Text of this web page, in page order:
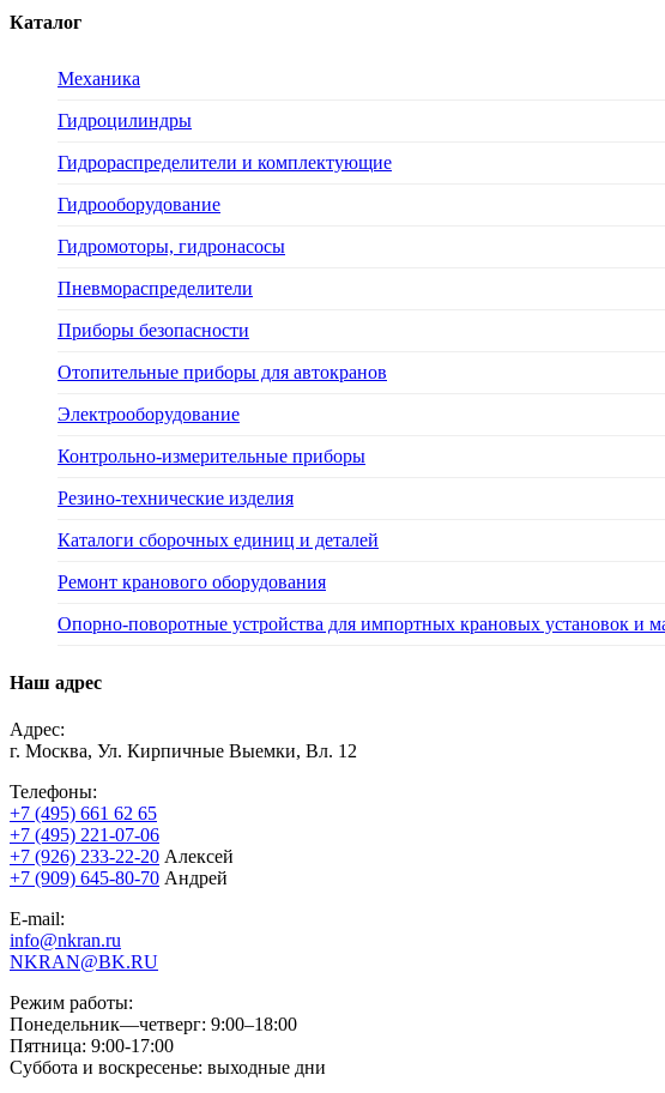
Каталог
Механика
Гидроцилиндры
Гидрораспределители и комплектующие
Гидрооборудование
Гидромоторы, гидронасосы
Пневмораспределители
Приборы безопасности
Отопительные приборы для автокранов
Электрооборудование
Контрольно-измерительные приборы
Резино-технические изделия
Каталоги сборочных единиц и деталей
Ремонт кранового оборудования
Опорно-поворотные устройства для импортных крановых установок и
Наш адрес
Адрес:
г. Москва, Ул. Кирпичные Выемки, Вл. 12
Телефоны:
+7 (495) 661 62 65
+7 (495) 221-07-06
+7 (926) 233-22-20 Алексей
+7 (909) 645-80-70 Андрей
E-mail:
info@nkran.ru
NKRAN@BK.RU
Режим работы:
Понедельник—четверг: 9:00–18:00
Пятница: 9:00-17:00
Суббота и воскресенье: выходные дни